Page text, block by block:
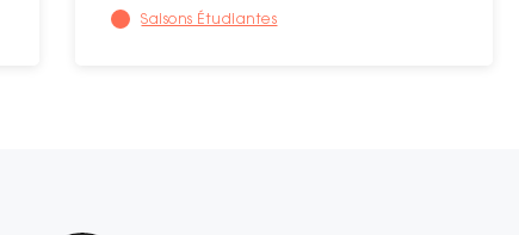
Saisons Étudiantes